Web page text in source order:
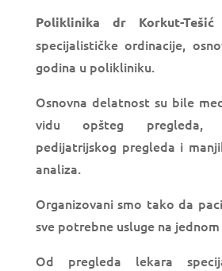
Poliklinika dr Korkut-Tešić
specijalističke ordinacije,
godina u polikliniku.
Osnovna delatnost su bile
vidu opšteg pregleda,
pedijatrijskog pregleda i
analiza.
Organizovani smo tako da
sve potrebne usluge na
Od pregleda lekara